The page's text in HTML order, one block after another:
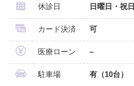
休診日 日曜日・祝日
カード決済 可
医療ローン –
駐車場 有（10台）